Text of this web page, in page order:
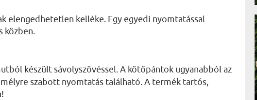
elengedhetetlen kelléke. Egy egyedi nyomtatással
közben.
készült sávolyszövéssel. A kötőpántok ugyanabból az
szabott nyomtatás található. A termék tartós,